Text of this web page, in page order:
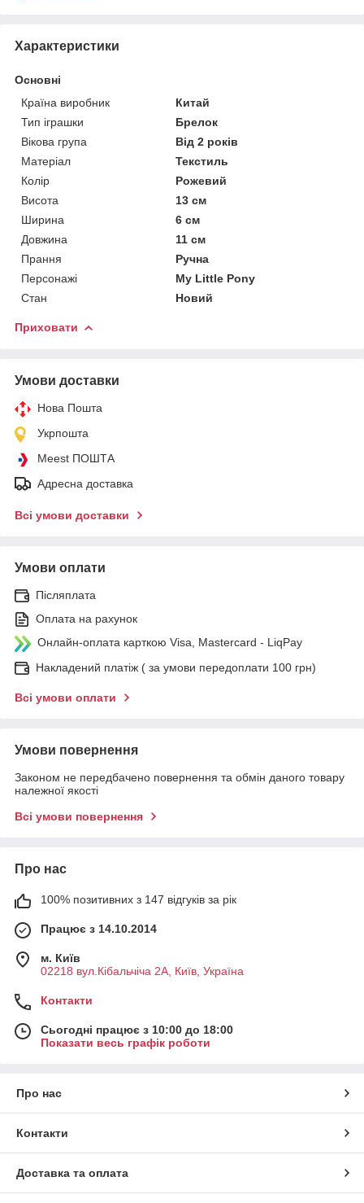
Характеристики
Основні
Країна виробник
Китай
Тип іграшки
Брелок
Вікова група
Від 2 років
Матеріал
Текстиль
Колір
Рожевий
Висота
13 см
Ширина
6 см
Довжина
11 см
Прання
Ручна
Персонажі
My Little Pony
Стан
Новий
Приховати
Умови доставки
Нова Пошта
Укрпошта
Meest ПОШТА
Адресна доставка
Всі умови доставки
Умови оплати
Післяплата
Оплата на рахунок
Онлайн-оплата карткою Visa, Mastercard - LiqPay
Накладений платіж ( за умови передоплати 100 грн)
Всі умови оплати
Умови повернення
Законом не передбачено повернення та обмін даного товару
належної якості
Всі умови повернення
Про нас
100% позитивних з 147 відгуків за рік
Працює з 14.10.2014
м. Київ
02218 вул.Кібальчіча 2А, Київ, Україна
Контакти
Сьогодні працює з 10:00 до 18:00
Показати весь графік роботи
Про нас
Контакти
Доставка та оплата